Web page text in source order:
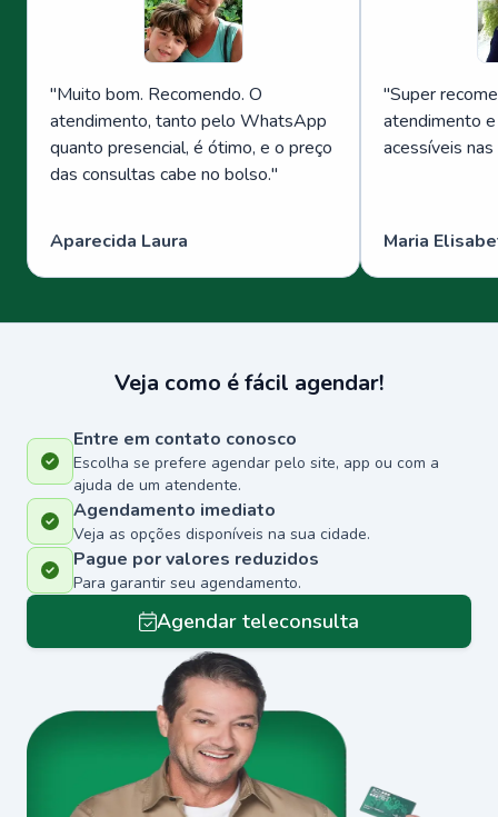
"Muito bom. Recomendo. O
atendimento, tanto pelo WhatsApp
quanto presencial, é ótimo, e o preço
das consultas cabe no bolso."
Aparecida Laura
"Super
atendimento
acessíveis
Maria
Veja como é fácil agendar!
Entre em contato conosco
Escolha se prefere agendar pelo site, app ou com a
ajuda de um atendente.
Agendamento imediato
Veja as opções disponíveis na sua cidade.
Pague por valores reduzidos
Para garantir seu agendamento.
Agendar teleconsulta